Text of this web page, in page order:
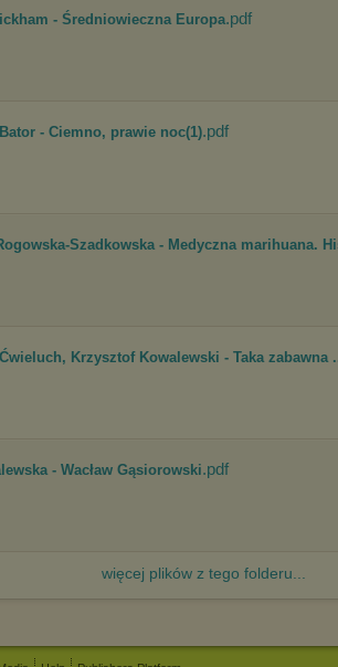
- Średniowieczna Europa.pdf
- Ciemno, prawie noc(1).pdf
Szadkowska - Medyczna marihuana.
Krzysztof Kowalewski - Taka zabawna
- Wacław Gąsiorowski.pdf
więcej plików z tego folderu...